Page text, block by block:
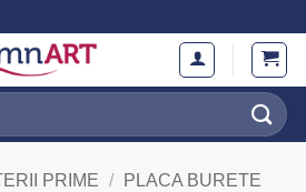
PRIME / PLACA BURETE